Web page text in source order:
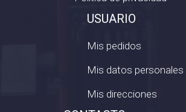
USUARIO
Mis pedidos
Mis datos personales
Mis direcciones